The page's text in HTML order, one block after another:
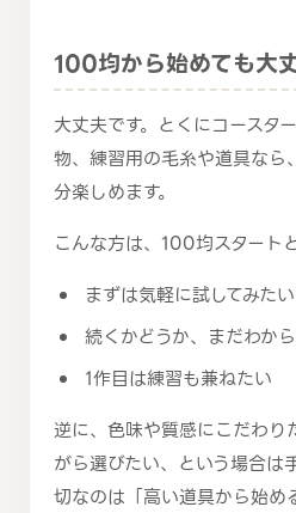
100均から始めても大
大丈夫です。とくにコースタ
物、練習用の毛糸や道具な
分楽しめます。
こんな方は、100均スタート
まずは気軽に試してみたい
続くかどうか、まだわか
1作目は練習も兼ねたい
逆に、色味や質感にこだわり
がら選びたい、という場合は
切なのは「高い道具から始め